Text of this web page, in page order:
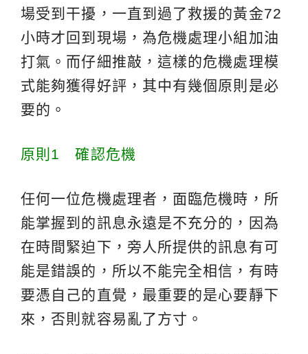
場受到干擾，一直到過了救援的黃金72
小時才回到現場，為危機處理小組加油
打氣。而仔細推敲，這樣的危機處理模
式能夠獲得好評，其中有幾個原則是必
要的。
原則1 確認危機
任何一位危機處理者，面臨危機時，所
能掌握到的訊息永遠是不充分的，因為
在時間緊迫下，旁人所提供的訊息有可
能是錯誤的，所以不能完全相信，有時
要憑自己的直覺，最重要的是心要靜下
來，否則就容易亂了方寸。